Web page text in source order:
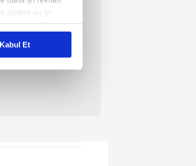
sizlere en iyi
karşılamak
bilgi için Ayarlar
Et